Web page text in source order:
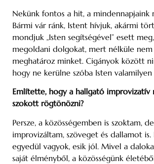
Nekünk fontos a hit, a mindennapjaink
Bármi vár ránk, Istent hívjuk, akármi
mondjuk „Isten segítségével” esett
megoldani dolgokat, mert nélküle nem
meghatároz minket. Cigányok között
hogy ne kerülne szóba Isten
Említette, hogy a hallgató improvizatív
szokott rögtönözni?
Persze, a közösségemben is szoktam,
improvizáltam, szöveget és dallamot is.
egyedül vagyok, esik jól. Mivel a
saját élményből, a közösségünk